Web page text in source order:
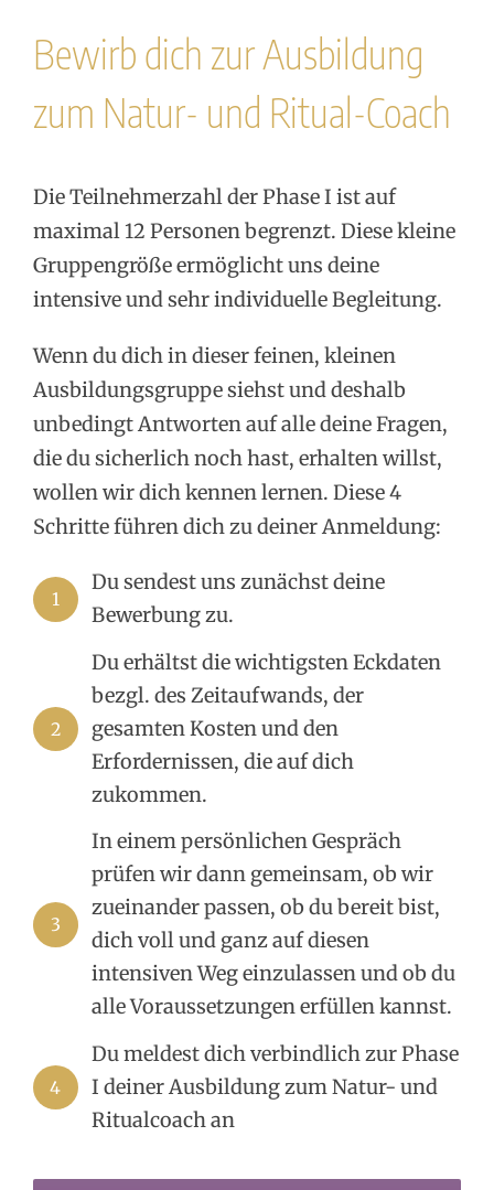
Bewirb dich zur Ausbildung
zum Natur- und Ritual-Coach
Die Teilnehmerzahl der Phase I ist auf
maximal 12 Personen begrenzt. Diese kleine
Gruppengröße ermöglicht uns deine
intensive und sehr individuelle Begleitung.
Wenn du dich in dieser feinen, kleinen
Ausbildungsgruppe siehst und deshalb
unbedingt Antworten auf alle deine Fragen,
die du sicherlich noch hast, erhalten willst,
wollen wir dich kennen lernen. Diese 4
Schritte führen dich zu deiner Anmeldung:
1
Du sendest uns zunächst deine
Bewerbung zu.
2
Du erhältst die wichtigsten Eckdaten
bezgl. des Zeitaufwands, der
gesamten Kosten und den
Erfordernissen, die auf dich
zukommen.
3
In einem persönlichen Gespräch
prüfen wir dann gemeinsam, ob wir
zueinander passen, ob du bereit bist,
dich voll und ganz auf diesen
intensiven Weg einzulassen und ob du
alle Voraussetzungen erfüllen kannst.
4
Du meldest dich verbindlich zur Phase
I deiner Ausbildung zum Natur- und
Ritualcoach an